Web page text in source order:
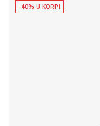
-40% U KORPI